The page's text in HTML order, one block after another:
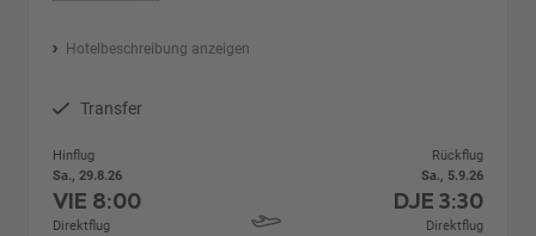
Hotelbeschreibung anzeigen
Transfer
Hinflug
Sa., 29.8.26
VIE 8:00
Direktflug
Rückflug
Sa., 5.9.26
DJE 3:30
Direktflug